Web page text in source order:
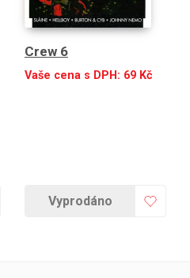
Crew 6
Vaše cena s DPH: 69 Kč
Vyprodáno